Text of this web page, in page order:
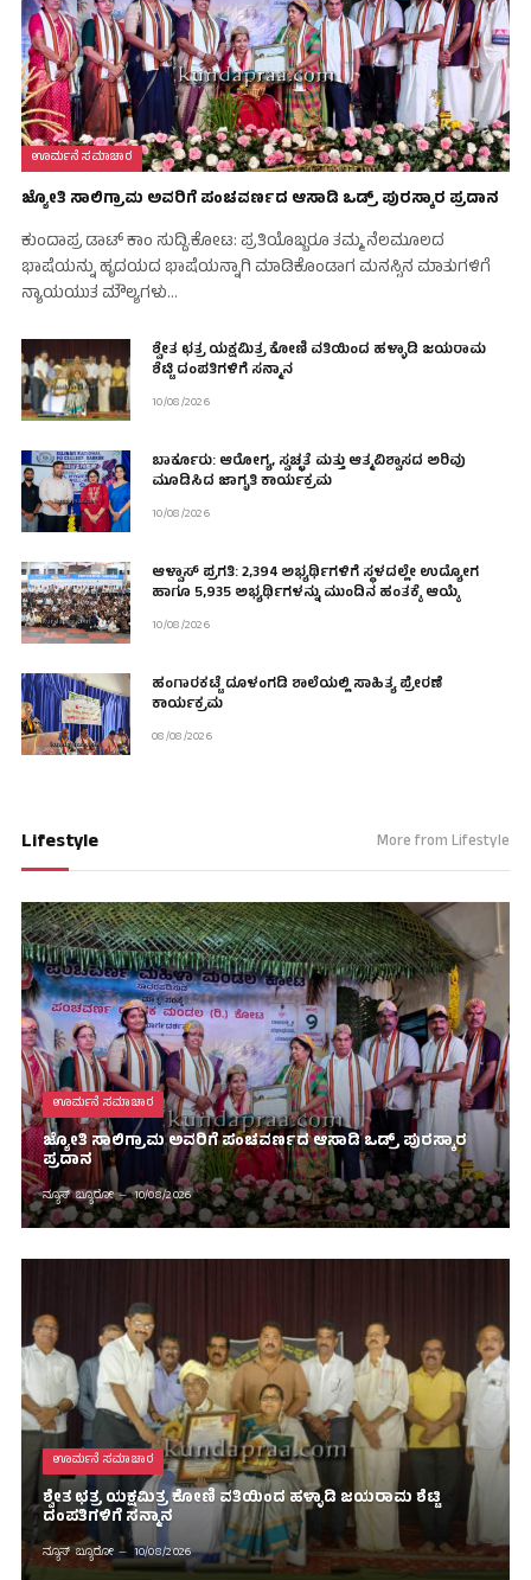
ಊರ್ಮನೆ ಸಮಾಚಾರ
ಜ್ಯೋತಿ ಸಾಲಿಗ್ರಾಮ ಅವರಿಗೆ ಪಂಚವರ್ಣದ ಆಸಾಡಿ ಒಡ್ರ್ ಪುರಸ್ಕಾರ ಪ್ರದಾನ
ಕುಂದಾಪ್ರ ಡಾಟ್‌ ಕಾಂ ಸುದ್ದಿ.ಕೋಟ: ಪ್ರತಿಯೊಬ್ಬರೂ ತಮ್ಮ ನೆಲಮೂಲದ
ಭಾಷೆಯನ್ನು ಹೃದಯದ ಭಾಷೆಯನ್ನಾಗಿ ಮಾಡಿಕೊಂಡಾಗ ಮನಸ್ಸಿನ ಮಾತುಗಳಿಗೆ
ನ್ಯಾಯಯುತ ಮೌಲ್ಯಗಳು…
ಶ್ವೇತ ಛತ್ರ ಯಕ್ಷಮಿತ್ರ ಕೋಣಿ ವತಿಯಿಂದ ಹಳ್ಳಾಡಿ ಜಯರಾಮ
ಶೆಟ್ಟಿ ದಂಪತಿಗಳಿಗೆ ಸನ್ಮಾನ
10/08/2026
ಬಾರ್ಕೂರು: ಆರೋಗ್ಯ, ಸ್ವಚ್ಛತೆ ಮತ್ತು ಆತ್ಮವಿಶ್ವಾಸದ ಅರಿವು
ಮೂಡಿಸಿದ ಜಾಗೃತಿ ಕಾರ್ಯಕ್ರಮ
10/08/2026
ಆಳ್ವಾಸ್ ಪ್ರಗತಿ: 2,394 ಅಭ್ಯರ್ಥಿಗಳಿಗೆ ಸ್ಥಳದಲ್ಲೇ ಉದ್ಯೋಗ
ಹಾಗೂ 5,935 ಅಭ್ಯರ್ಥಿಗಳನ್ನು ಮುಂದಿನ ಹಂತಕ್ಕೆ ಆಯ್ಕೆ
10/08/2026
ಹಂಗಾರಕಟ್ಟೆ ದೂಳಂಗಡಿ ಶಾಲೆಯಲ್ಲಿ ಸಾಹಿತ್ಯ ಪ್ರೇರಣೆ
ಕಾರ್ಯಕ್ರಮ
08/08/2026
Lifestyle More from Lifestyle
ಊರ್ಮನೆ ಸಮಾಚಾರ
ಜ್ಯೋತಿ ಸಾಲಿಗ್ರಾಮ ಅವರಿಗೆ ಪಂಚವರ್ಣದ ಆಸಾಡಿ ಒಡ್ರ್ ಪುರಸ್ಕಾರ
ಪ್ರದಾನ
ನ್ಯೂಸ್ ಬ್ಯೂರೋ 10/08/2026
ಊರ್ಮನೆ ಸಮಾಚಾರ
ಶ್ವೇತ ಛತ್ರ ಯಕ್ಷಮಿತ್ರ ಕೋಣಿ ವತಿಯಿಂದ ಹಳ್ಳಾಡಿ ಜಯರಾಮ ಶೆಟ್ಟಿ
ದಂಪತಿಗಳಿಗೆ ಸನ್ಮಾನ
ನ್ಯೂಸ್ ಬ್ಯೂರೋ 10/08/2026